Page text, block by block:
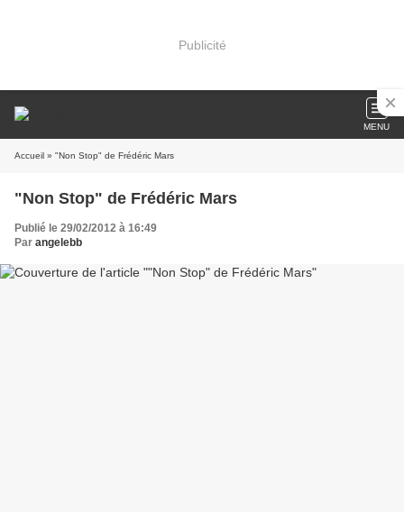
Publicité
MENU
Accueil » "Non Stop" de Frédéric Mars
"Non Stop" de Frédéric Mars
Publié le 29/02/2012 à 16:49
Par angelebb